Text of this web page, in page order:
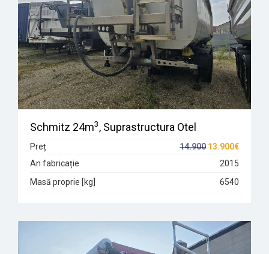
Schmitz 24m3, Suprastructura Otel
Preț 14.900 13.900€
An fabricație
2015
Masă proprie [kg]
6540